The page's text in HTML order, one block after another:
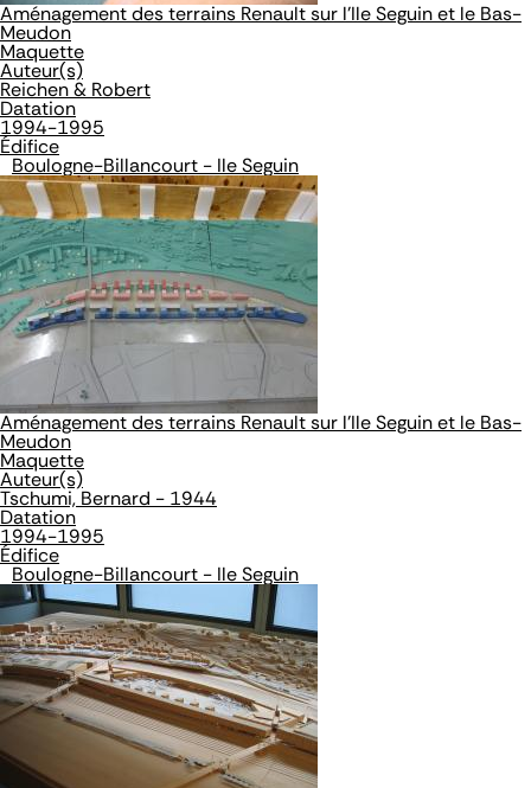
Aménagement des terrains Renault sur l'Ile Seguin et le Bas-
Meudon
Maquette
Auteur(s)
Reichen & Robert
Datation
1994-1995
Édifice
Boulogne-Billancourt - Ile Seguin
Aménagement des terrains Renault sur l'Ile Seguin et le Bas-
Meudon
Maquette
Auteur(s)
Tschumi, Bernard - 1944
Datation
1994-1995
Édifice
Boulogne-Billancourt - Ile Seguin